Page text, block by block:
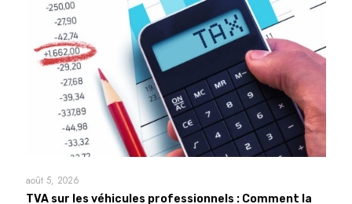
août 5, 2026
TVA sur les véhicules professionnels : Comment la